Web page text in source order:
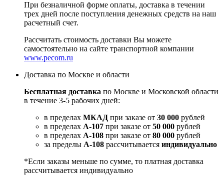
При безналичной форме оплаты, доставка в течении
трех дней после поступления денежных средств на наш
расчетный счет.
Рассчитать стоимость доставки Вы можете
самостоятельно на сайте транспортной компании
www.pecom.ru
Доставка по Москве и области
Бесплатная доставка по Москве и Московской области
в течение 3-5 рабочих дней:
в пределах МКАД при заказе от 30 000 рублей
в пределах А-107 при заказе от 50 000 рублей
в пределах А-108 при заказе от 80 000 рублей
за пределы А-108 рассчитывается индивидуально
*Если заказы меньше по сумме, то платная доставка
рассчитывается индивидуально